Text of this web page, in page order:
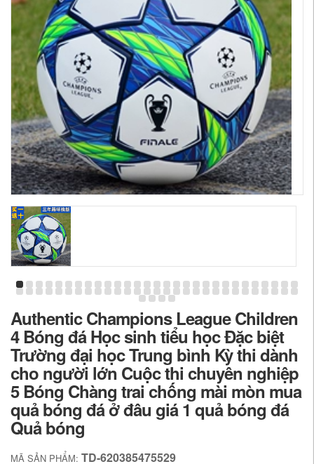
Authentic Champions League Children
4 Bóng đá Học sinh tiểu học Đặc biệt
Trường đại học Trung bình Kỳ thi dành
cho người lớn Cuộc thi chuyên nghiệp
5 Bóng Chàng trai chống mài mòn mua
quả bóng đá ở đâu giá 1 quả bóng đá
Quả bóng
MÃ SẢN PHẨM: TD-620385475529